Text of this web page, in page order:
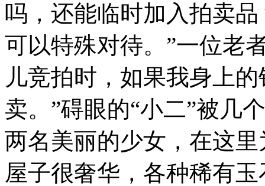
吗，还能临时加入拍卖
可以特殊对待。”一位老
儿竞拍时，如果我身上
卖。”碍眼的“小二”被几
两名美丽的少女，在这
屋子很奢华，各种稀有